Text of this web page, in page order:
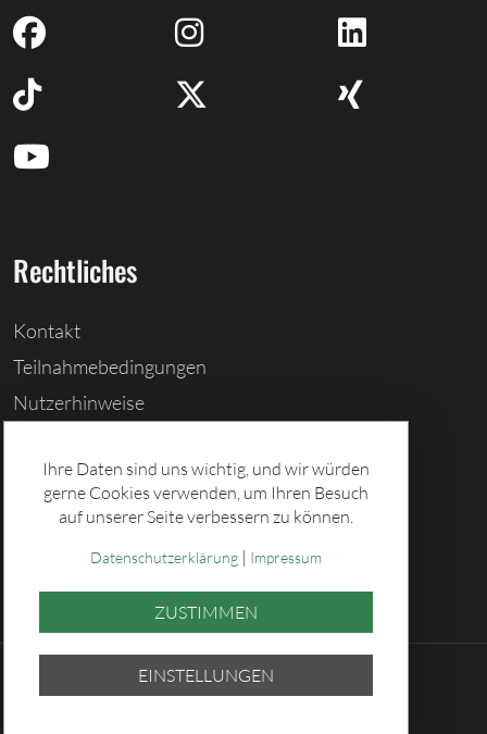
Rechtliches
Kontakt
Teilnahmebedingungen
Nutzerhinweise
Cookies löschen
Datenschutz
Impressum
© 2026 Sächsische Lotto-GmbH
Ihre Daten sind uns wichtig, und wir würden
gerne Cookies verwenden, um Ihren Besuch
auf unserer Seite verbessern zu können.
Datenschutzerklärung| Impressum
ZUSTIMMEN
EINSTELLUNGEN